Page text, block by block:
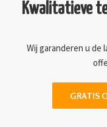
Kwalitatieve
Wij garanderen u de
GRATIS